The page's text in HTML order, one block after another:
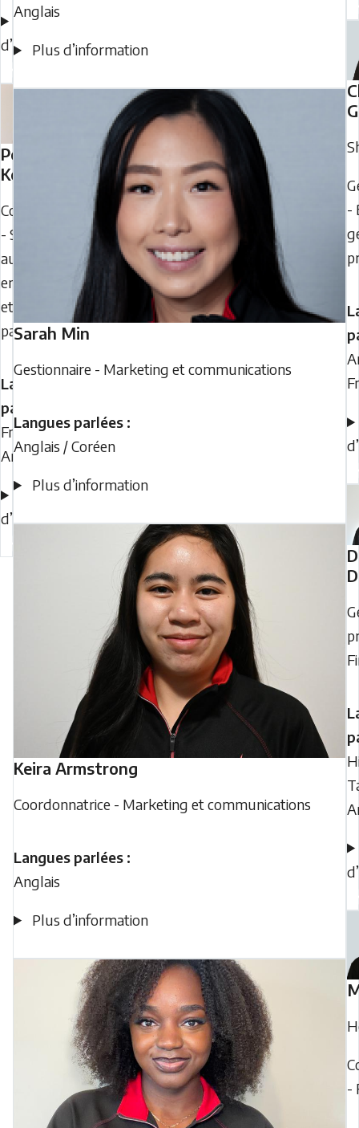
Plus
d’information
Penda
Keita
Coordinatrice
- Services
aux
entraîneurs
et aux
partenaires
Langues
parlées :
Français /
Anglais
Plus
d’information
Anglais
Plus d’information
Sarah Min
Gestionnaire - Marketing et communications
Langues parlées :
Anglais / Coréen
Plus d’information
Keira Armstrong
Coordonnatrice - Marketing et communications
Langues parlées :
Anglais
Plus d’information
-
-